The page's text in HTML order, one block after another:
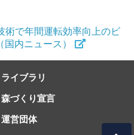
術で年間運転効率向上のビ
内ニュース）
ライブラリ
森づくり宣言
運営団体